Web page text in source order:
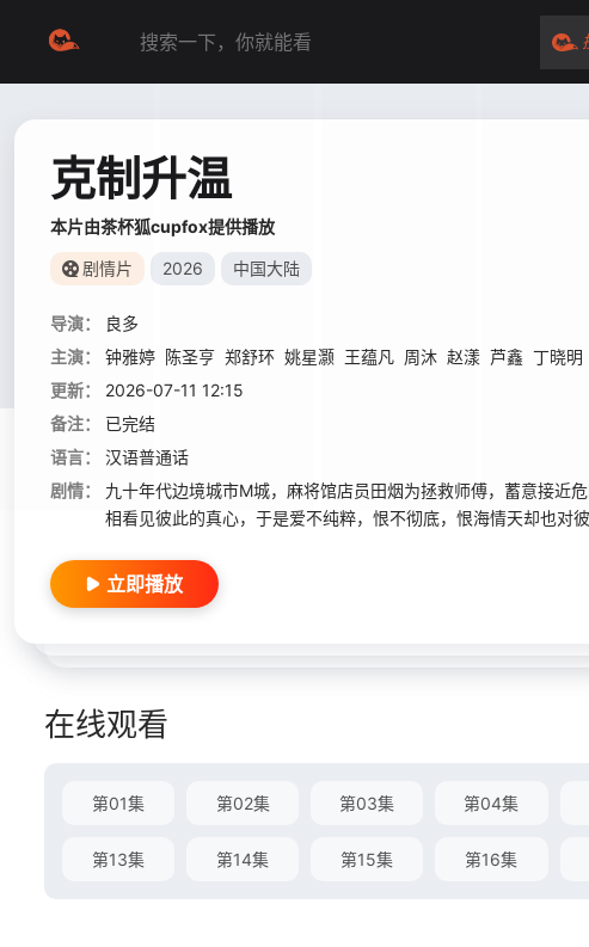
克制升温
本片由茶杯狐cupfox提供播放
剧情片 2026 中国大陆
导演：
良多
主演：
钟雅婷 陈圣亨 郑舒环 姚星灏 王蕴凡 周沐 赵漾 芦鑫 丁晓明
更新：
2026-07-11 12:15
备注：
已完结
语言：
汉语普通话
剧情：
九十年代边境城市M城，麻将馆店员田烟为拯救师傅，蓄意接近
相看见彼此的真心，于是爱不纯粹，恨不彻底，恨海情天却也对彼
立即播放
在线观看
第01集 第02集 第03集 第04集
第13集 第14集 第15集 第16集